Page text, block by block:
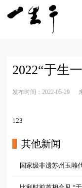
2022“于生
发布时间：2022-05-29
123
其他新闻
国家级非遗苏州玉雕